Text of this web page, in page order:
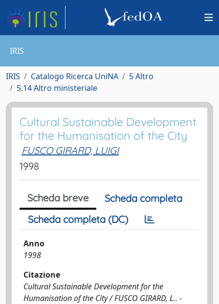
IRIS
IRIS Catalogo Ricerca UniNA
5 Altro
5.14 Altro ministeriale
Cultural Sustainable Development
for the Humanisation of the City
FUSCO GIRARD, LUIGI
1998
Scheda breve
Scheda completa
Scheda completa (DC)
Anno
1998
Citazione
Cultural Sustainable Development for the
Humanisation of the City / FUSCO GIRARD, L.. -